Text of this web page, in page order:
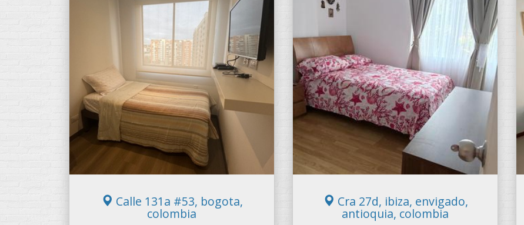
Calle 131a #53, bogota,
colombia
Cra 27d, ibiza, envigado,
antioquia, colombia